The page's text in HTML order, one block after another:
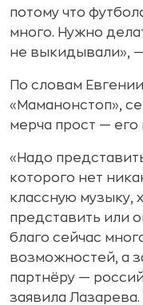
потому что
много. Нужно
не выкидывали»,
По словам
«Маманонстоп»,
мерча прост —
«Надо
которого нет
классную музыку,
представить или
благо сейчас
возможностей, а
партнёру —
заявила